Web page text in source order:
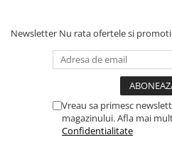
Accesorii compresoare
Aparate de lipit si capsat
Masini de polisat
Prelungitoare
Newsletter Nu rata ofertele si
Vreau sa primesc
magazinului. Afla mai
Confidentialitate